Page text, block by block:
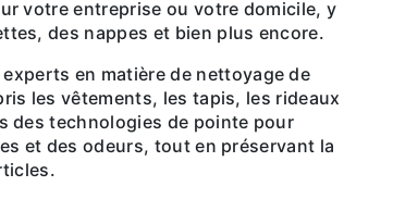
votre entreprise ou votre domicile, y
des nappes et bien plus encore.
les vêtements, les tapis, les rideaux
des technologies de pointe pour
et des odeurs, tout en préservant la